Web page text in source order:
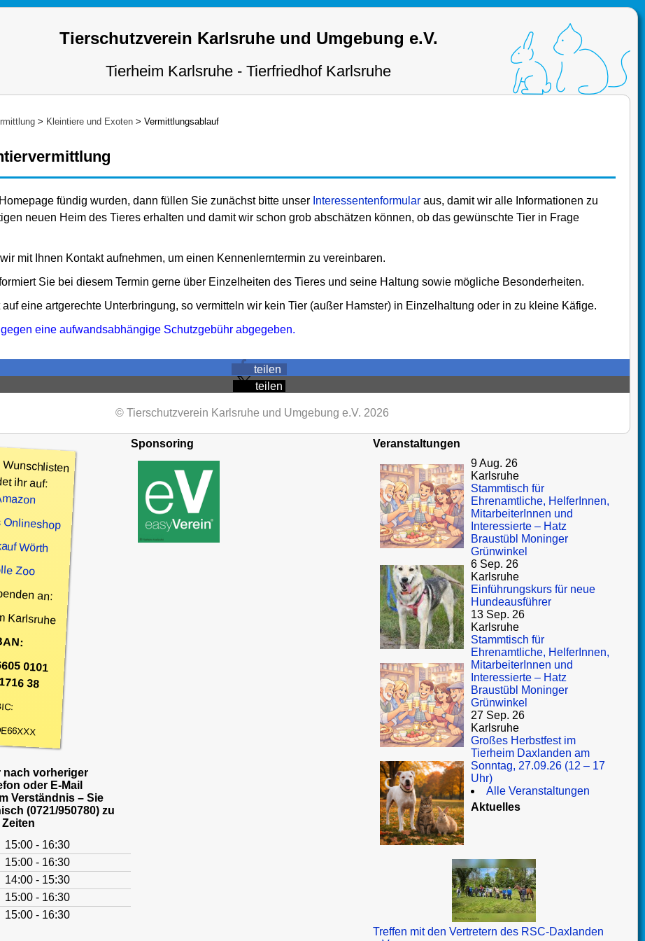
Tierschutzverein Karlsruhe und Umgebung e.V.
Tierheim Karlsruhe - Tierfriedhof Karlsruhe
> Kleintiere und Exoten > Vermittlungsablauf
fündig wurden, dann füllen Sie zunächst bitte unser Interessentenformular aus, damit wir alle Informationen zu
neuen Heim des Tieres erhalten und damit wir schon grob abschätzen können, ob das gewünschte Tier in Frage
mit Ihnen Kontakt aufnehmen, um einen Kennenlerntermin zu vereinbaren.
Sie bei diesem Termin gerne über Einzelheiten des Tieres und seine Haltung sowie mögliche Besonderheiten.
eine artgerechte Unterbringung, so vermitteln wir kein Tier (außer Hamster) in Einzelhaltung oder in zu kleine Käfige.
eine aufwandsabhängige Schutzgebühr abgegeben.
teilen
teilen
© Tierschutzverein Karlsruhe und Umgebung e.V. 2026
ihr auf:
Onlineshop
Wörth
Zoo
an:
Karlsruhe
0101
38
nach vorheriger
oder E-Mail
Verständnis – Sie
(0721/950780) zu
15:00 - 16:30
15:00 - 16:30
14:00 - 15:30
15:00 - 16:30
15:00 - 16:30
Sponsoring
Veranstaltungen
9 Aug. 26
Karlsruhe
Stammtisch für
Ehrenamtliche, HelferInnen,
MitarbeiterInnen und
Interessierte – Hatz
Braustübl Moninger
Grünwinkel
6 Sep. 26
Karlsruhe
Einführungskurs für neue
Hundeausführer
13 Sep. 26
Karlsruhe
Stammtisch für
Ehrenamtliche, HelferInnen,
MitarbeiterInnen und
Interessierte – Hatz
Braustübl Moninger
Grünwinkel
27 Sep. 26
Karlsruhe
Großes Herbstfest im
Tierheim Daxlanden am
Sonntag, 27.09.26 (12 – 17
Uhr)
Alle Veranstaltungen
Aktuelles
Treffen mit den Vertretern des RSC-Daxlanden